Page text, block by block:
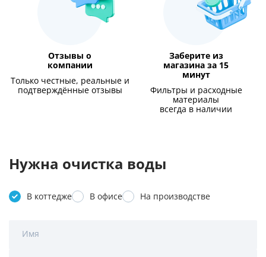
Отзывы о
компании
Только честные, реальные и
подтверждённые отзывы
Заберите из
магазина за 15
минут
Фильтры и расходные
материалы
всегда в наличии
Нужна очистка воды
В коттедже В офисе На производстве
Имя